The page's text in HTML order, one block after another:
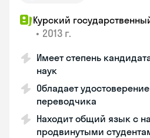
Курский
• 2013 г.
Имеет степень
наук
Обладает
переводчика
Находит общий язык с
продвинутыми